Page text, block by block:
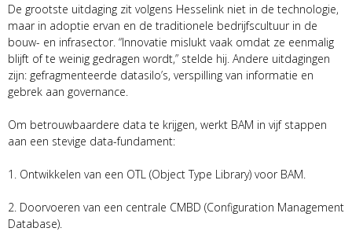
De grootste uitdaging zit volgens Hesselink niet in de technologie,
maar in adoptie ervan en de traditionele bedrijfscultuur in de
bouw- en infrasector. “Innovatie mislukt vaak omdat ze eenmalig
blijft of te weinig gedragen wordt,” stelde hij. Andere uitdagingen
zijn: gefragmenteerde datasilo’s, verspilling van informatie en
gebrek aan governance.
Om betrouwbaardere data te krijgen, werkt BAM in vijf stappen
aan een stevige data-fundament:
1. Ontwikkelen van een OTL (Object Type Library) voor BAM.
2. Doorvoeren van een centrale CMBD (Configuration Management
Database).